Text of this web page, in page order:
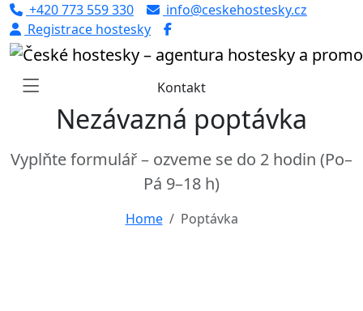
+420 773 559 330
info@ceskehostesky.cz
Registrace hostesky
Kontakt
Nezávazná poptávka
Vyplňte formulář – ozveme se do 2 hodin (Po–
Pá 9–18 h)
Home Poptávka